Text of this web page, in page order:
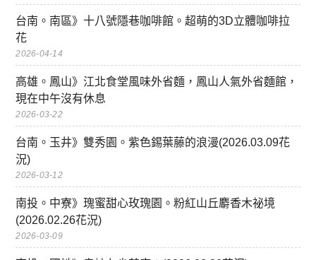
台南。南區》十八號隱巷咖啡館。超萌的3D立體咖啡拉
花
2026-04-14
高雄。鳳山》江北食堂風味外省麵，鳳山人氣外省麵館，
現在中午沒有休息
2026-03-22
台南。玉井》雙秀園。紫色錫葉藤的浪漫(2026.03.09花
況)
2026-03-12
南投。中寮》瑰蜜甜心玫瑰園。粉紅山丘麝香木祕境
(2026.02.26花況)
2026-03-09